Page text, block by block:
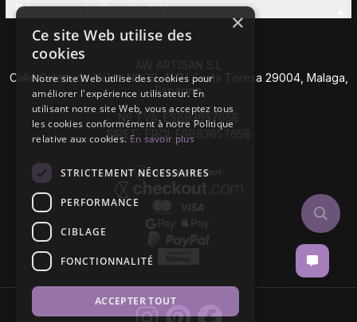
Découvrez la Famille AW
AW ARTISAN S.L
Calle Caleta de Vélez Nº 39-41 P.I Santa Teresa 29004, Malaga,
Espagne
Nº TVA: ESB93657658
SIRET- EROI: ESB93657658
×
Ce site Web utilise des
cookies
Notre site Web utilise des cookies pour
améliorer l'expérience utilisateur. En
utilisant notre site Web, vous acceptez tous
les cookies conformément à notre Politique
relative aux cookies.En savoir plus
STRICTEMENT NÉCESSAIRES
PERFORMANCE
CIBLAGE
FONCTIONNALITÉ
ACCEPTER TOUT